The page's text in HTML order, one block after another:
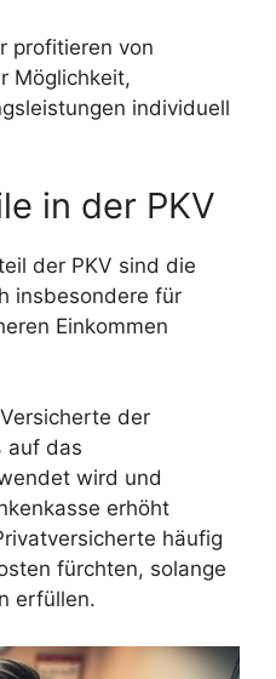
profitieren von
Möglichkeit,
individuell
in der PKV
der PKV sind die
insbesondere für
Einkommen
der
auf das
wird und
erhöht
häufig
fürchten, solange
erfüllen.